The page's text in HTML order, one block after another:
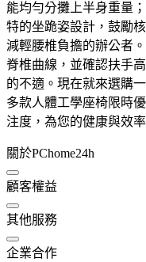
能均勻分攤上半身重量
特的坐跪姿設計，鼓勵
減輕腰椎負擔的辦公者
脊椎曲線，並確認扶手
的不適。現在就來選購
多款人體工學座椅限時
注度，為您的健康與效
關於PChome24h
顧客權益
其他服務
企業合作